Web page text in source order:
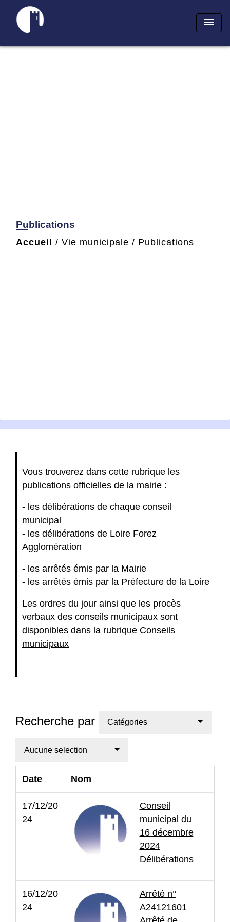
menu
Publications
Accueil / Vie municipale / Publications
Vous trouverez dans cette rubrique les
publications officielles de la mairie :
- les délibérations de chaque conseil
municipal
- les délibérations de Loire Forez
Agglomération
- les arrêtés émis par la Mairie
- les arrêtés émis par la Préfecture de la Loire
Les ordres du jour ainsi que les procès
verbaux des conseils municipaux sont
disponibles dans la rubrique Conseils
municipaux
Recherche par Catégories
Aucune selection
Date Nom
17/12/20
24
Conseil
municipal du
16 décembre
2024
Délibérations
16/12/20
24
Arrêté n°
A24121601